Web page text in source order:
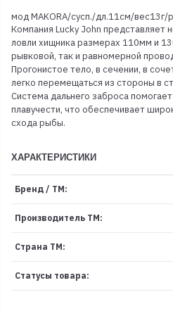
мод MAKORA/сусп./дл.11см/вес13г/
Компания Lucky John представляет
ловли хищника размерах 110мм и
рывковой, так и равномерной
Прогонистое тело, в сечении, в
легко перемещаться из стороны в
Система дальнего заброса
плавучести, что обеспечивает
схода рыбы.
ХАРАКТЕРИСТИКИ
Бренд / ТМ:
Производитель ТМ:
Страна ТМ:
Статусы товара: